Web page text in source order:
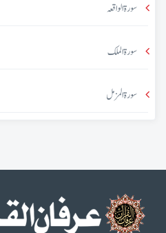
سورۃ الواقعہ
سورۃ الملک
سورۃ المزمل